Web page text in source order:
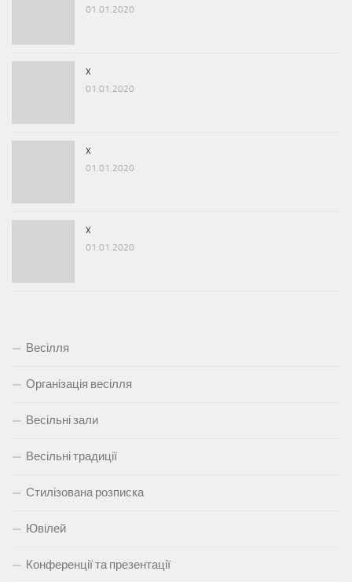
01.01.2020
x
01.01.2020
x
01.01.2020
x
01.01.2020
Весілля
Організація весілля
Весільні зали
Весільні традиції
Стилізована розписка
Ювілей
Конференції та презентації